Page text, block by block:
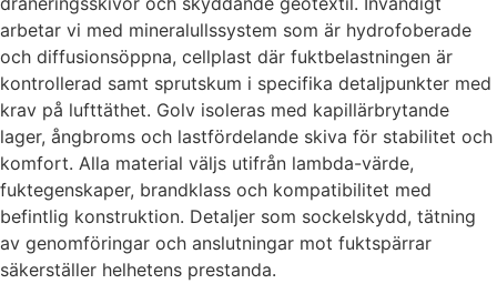
arbetar vi med mineralullssystem som är hydrofoberade
och diffusionsöppna, cellplast där fuktbelastningen är
kontrollerad samt sprutskum i specifika detaljpunkter med
krav på lufttäthet. Golv isoleras med kapillärbrytande
lager, ångbroms och lastfördelande skiva för stabilitet och
komfort. Alla material väljs utifrån lambda-värde,
fuktegenskaper, brandklass och kompatibilitet med
befintlig konstruktion. Detaljer som sockelskydd, tätning
av genomföringar och anslutningar mot fuktspärrar
säkerställer helhetens prestanda.